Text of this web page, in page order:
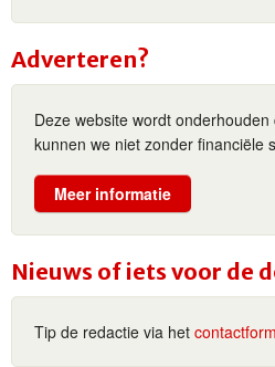
Adverteren?
Deze website wordt
kunnen we niet zonder financiële
Meer informatie
Nieuws of iets voor de
Tip de redactie via het